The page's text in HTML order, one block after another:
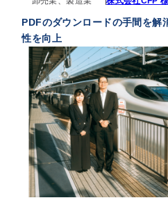
PDFのダウンロードの手間を解
性を向上